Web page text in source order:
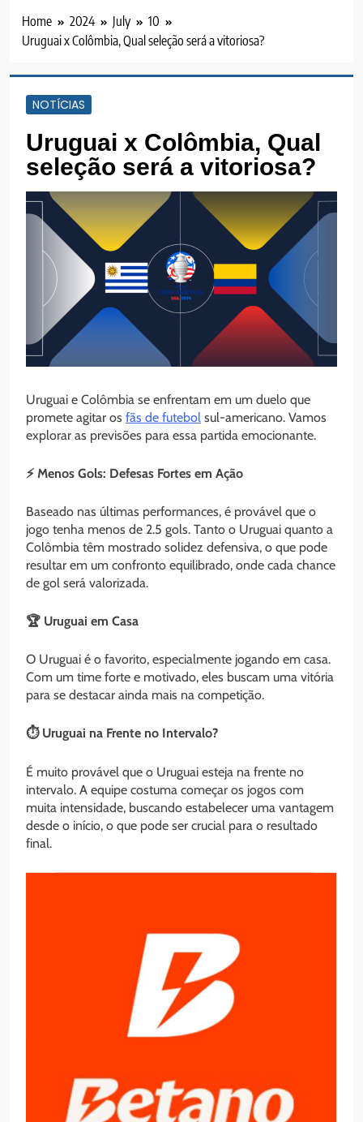
Home 2024 July
10
Uruguai x Colômbia, Qual seleção será a vitoriosa?
NOTÍCIAS
Uruguai x Colômbia, Qual
seleção será a vitoriosa?
Uruguai e Colômbia se enfrentam em um duelo que
promete agitar os fãs de futebol sul-americano. Vamos
explorar as previsões para essa partida emocionante.
⚡ Menos Gols: Defesas Fortes em Ação
Baseado nas últimas performances, é provável que o
jogo tenha menos de 2.5 gols. Tanto o Uruguai quanto a
Colômbia têm mostrado solidez defensiva, o que pode
resultar em um confronto equilibrado, onde cada chance
de gol será valorizada.
🏆 Uruguai em Casa
O Uruguai é o favorito, especialmente jogando em casa.
Com um time forte e motivado, eles buscam uma vitória
para se destacar ainda mais na competição.
⏱️ Uruguai na Frente no Intervalo?
É muito provável que o Uruguai esteja na frente no
intervalo. A equipe costuma começar os jogos com
muita intensidade, buscando estabelecer uma vantagem
desde o início, o que pode ser crucial para o resultado
final.